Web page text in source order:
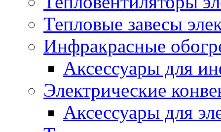
Тепловые завесы
Инфракрасные
Аксессуары для
Электрические
Аксессуары для